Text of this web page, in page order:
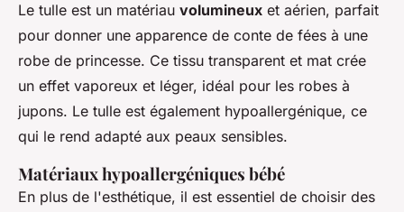
Le tulle est un matériau volumineux et aérien, parfait
pour donner une apparence de conte de fées à une
robe de princesse. Ce tissu transparent et mat crée
un effet vaporeux et léger, idéal pour les robes à
jupons. Le tulle est également hypoallergénique, ce
qui le rend adapté aux peaux sensibles.
Matériaux hypoallergéniques bébé
En plus de l'esthétique, il est essentiel de choisir des